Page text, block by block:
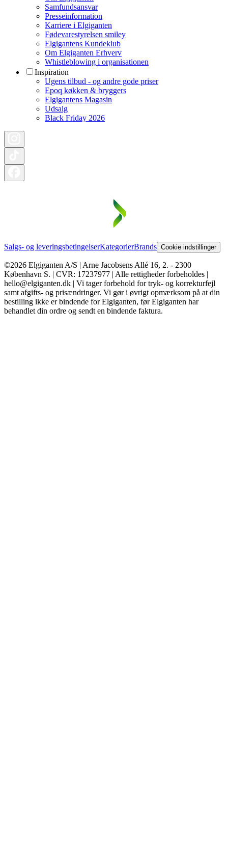
Samfundsansvar
Presseinformation
Karriere i Elgiganten
Fødevarestyrelsen smiley
Elgigantens Kundeklub
Om Elgiganten Erhverv
Whistleblowing i organisationen
Inspiration
Ugens tilbud - og andre gode priser
Epoq køkken & bryggers
Elgigantens Magasin
Udsalg
Black Friday 2026
Salgs- og leveringsbetingelserKategorierBrands Cookie indstillinger
©2026 Elgiganten A/S | Arne Jacobsens Allé 16, 2. - 2300
København S. | CVR: 17237977 | Alle rettigheder forbeholdes |
hello@elgiganten.dk | Vi tager forbehold for tryk- og korrekturfejl
samt afgifts- og prisændringer. Vi gør i øvrigt opmærksom på at din
bestilling ikke er bindende for Elgiganten, før Elgiganten har
behandlet din ordre og sendt en bindende faktura.